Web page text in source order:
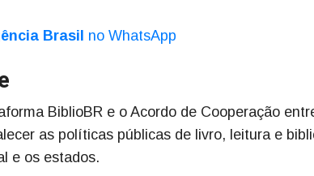
Brasil no WhatsApp
BiblioBR e o Acordo de Cooperação
as políticas públicas de livro, leitura e
e os estados.